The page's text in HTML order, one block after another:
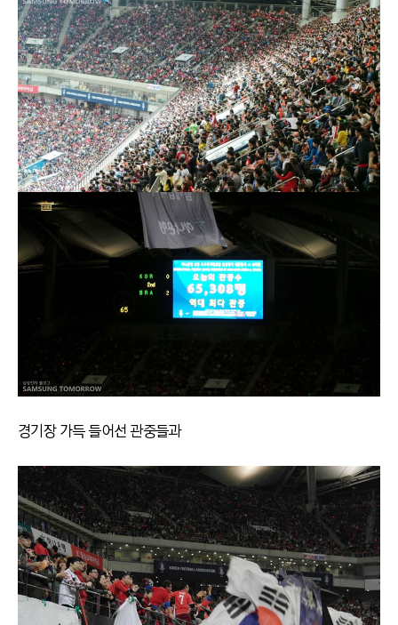
경기장 가득 들어선 관중들과